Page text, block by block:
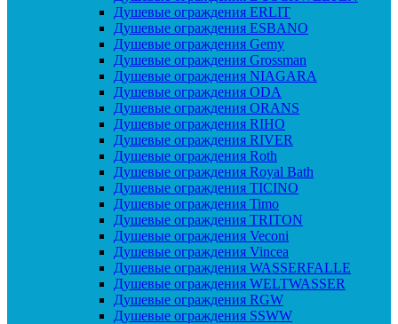
Душевые ограждения ERLIT
Душевые ограждения ESBANO
Душевые ограждения Gemy
Душевые ограждения Grossman
Душевые ограждения NIAGARA
Душевые ограждения ODA
Душевые ограждения ORANS
Душевые ограждения RIHO
Душевые ограждения RIVER
Душевые ограждения Roth
Душевые ограждения Royal Bath
Душевые ограждения TICINO
Душевые ограждения Timo
Душевые ограждения TRITON
Душевые ограждения Veconi
Душевые ограждения Vincea
Душевые ограждения WASSERFALLE
Душевые ограждения WELTWASSER
Душевые ограждения RGW
Душевые ограждения SSWW